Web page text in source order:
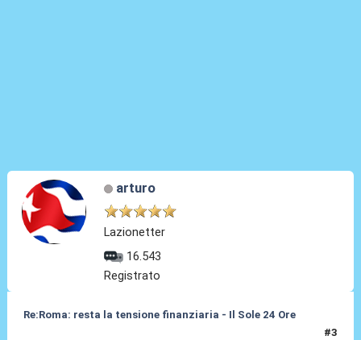
arturo
Lazionetter
16.543
Registrato
Re:Roma: resta la tensione finanziaria - Il Sole 24 Ore
#3